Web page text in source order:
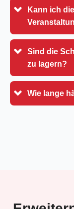
Kann ich
Sind die
zu lagern?
Wie lange